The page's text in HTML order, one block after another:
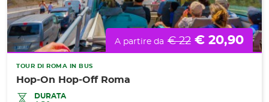
A partire da € 22 € 20,90
TOUR DI ROMA IN BUS
Hop-On Hop-Off Roma
DURATA